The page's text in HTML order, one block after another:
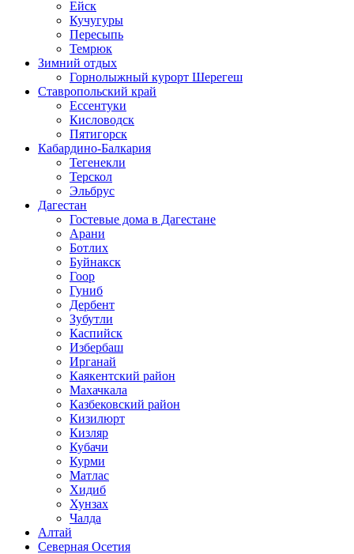
Ейск
Кучугуры
Пересыпь
Темрюк
Зимний отдых
Горнолыжный курорт Шерегеш
Ставропольский край
Ессентуки
Кисловодск
Пятигорск
Кабардино-Балкария
Тегенекли
Терскол
Эльбрус
Дагестан
Гостевые дома в Дагестане
Арани
Ботлих
Буйнакск
Гоор
Гуниб
Дербент
Зубутли
Каспийск
Избербаш
Ирганай
Каякентский район
Махачкала
Казбековский район
Кизилюрт
Кизляр
Кубачи
Курми
Матлас
Хидиб
Хунзах
Чалда
Алтай
Северная Осетия